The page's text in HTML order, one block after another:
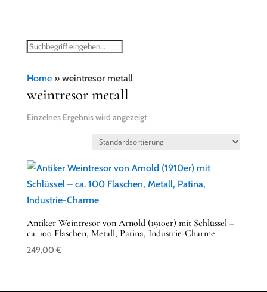
Home» weintresor metall
weintresor metall
Einzelnes Ergebnis wird angezeigt
Antiker Weintresor von Arnold (1910er) mit Schlüssel –
ca. 100 Flaschen, Metall, Patina, Industrie-Charme
249,00 €